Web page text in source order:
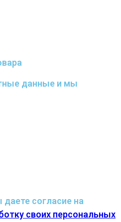
данные и мы
согласие на
своих персональных